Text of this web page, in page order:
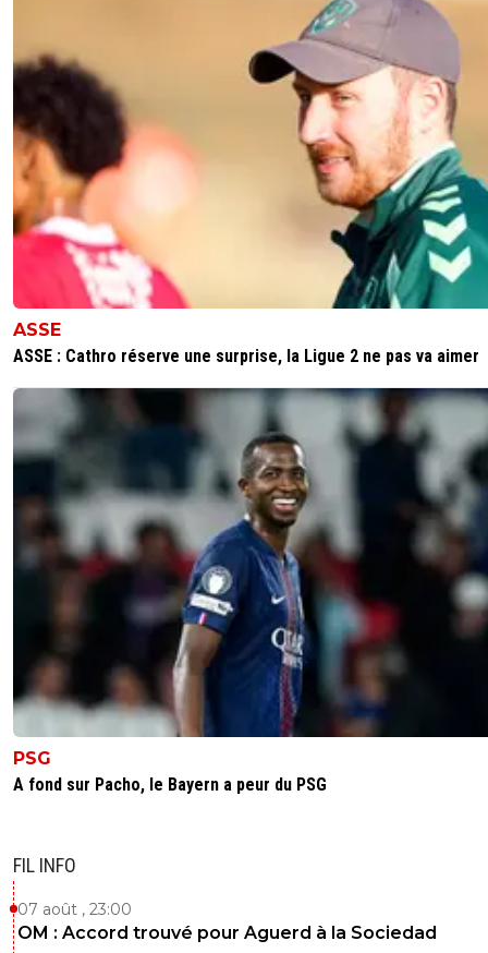
ASSE
ASSE : Cathro réserve une surprise, la Ligue 2 ne pas va aimer
PSG
A fond sur Pacho, le Bayern a peur du PSG
FIL INFO
07 août , 23:00
OM : Accord trouvé pour Aguerd à la Sociedad